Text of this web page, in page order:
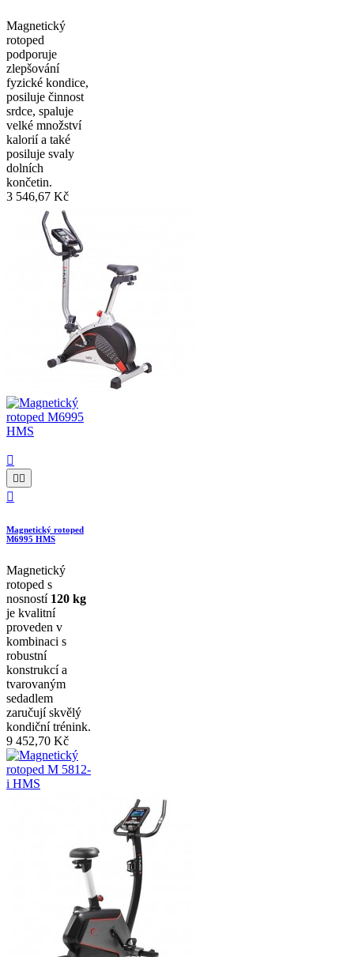
Magnetický
rotoped
podporuje
zlepšování
fyzické kondice,
posiluje činnost
srdce, spaluje
velké množství
kalorií a také
posiluje svaly
dolních
končetin.
3 546,67 Kč

 

Magnetický rotoped
M6995 HMS
Magnetický
rotoped s
nosností 120 kg
je kvalitní
proveden v
kombinaci s
robustní
konstrukcí a
tvarovaným
sedadlem
zaručují skvělý
kondiční trénink.
9 452,70 Kč